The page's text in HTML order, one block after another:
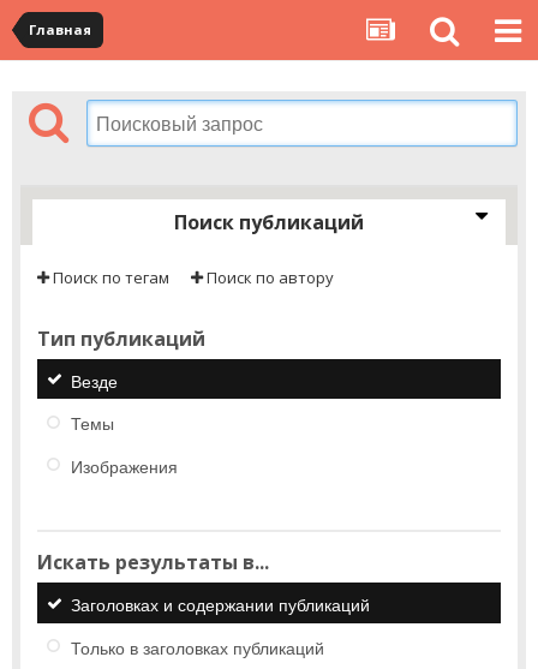
Главная
Поиск публикаций
Поиск по тегам Поиск по автору
Тип публикаций
Везде
Темы
Изображения
Искать результаты в...
Заголовках и содержании публикаций
Только в заголовках публикаций